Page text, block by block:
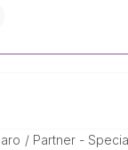
Partner -